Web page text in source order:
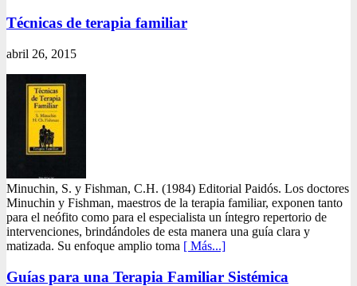
Técnicas de terapia familiar
abril 26, 2015
Minuchin, S. y Fishman, C.H. (1984) Editorial Paidós. Los doctores
Minuchin y Fishman, maestros de la terapia familiar, exponen tanto
para el neófito como para el especialista un íntegro repertorio de
intervenciones, brindándoles de esta manera una guía clara y
matizada. Su enfoque amplio toma [ Más...]
Guías para una Terapia Familiar Sistémica